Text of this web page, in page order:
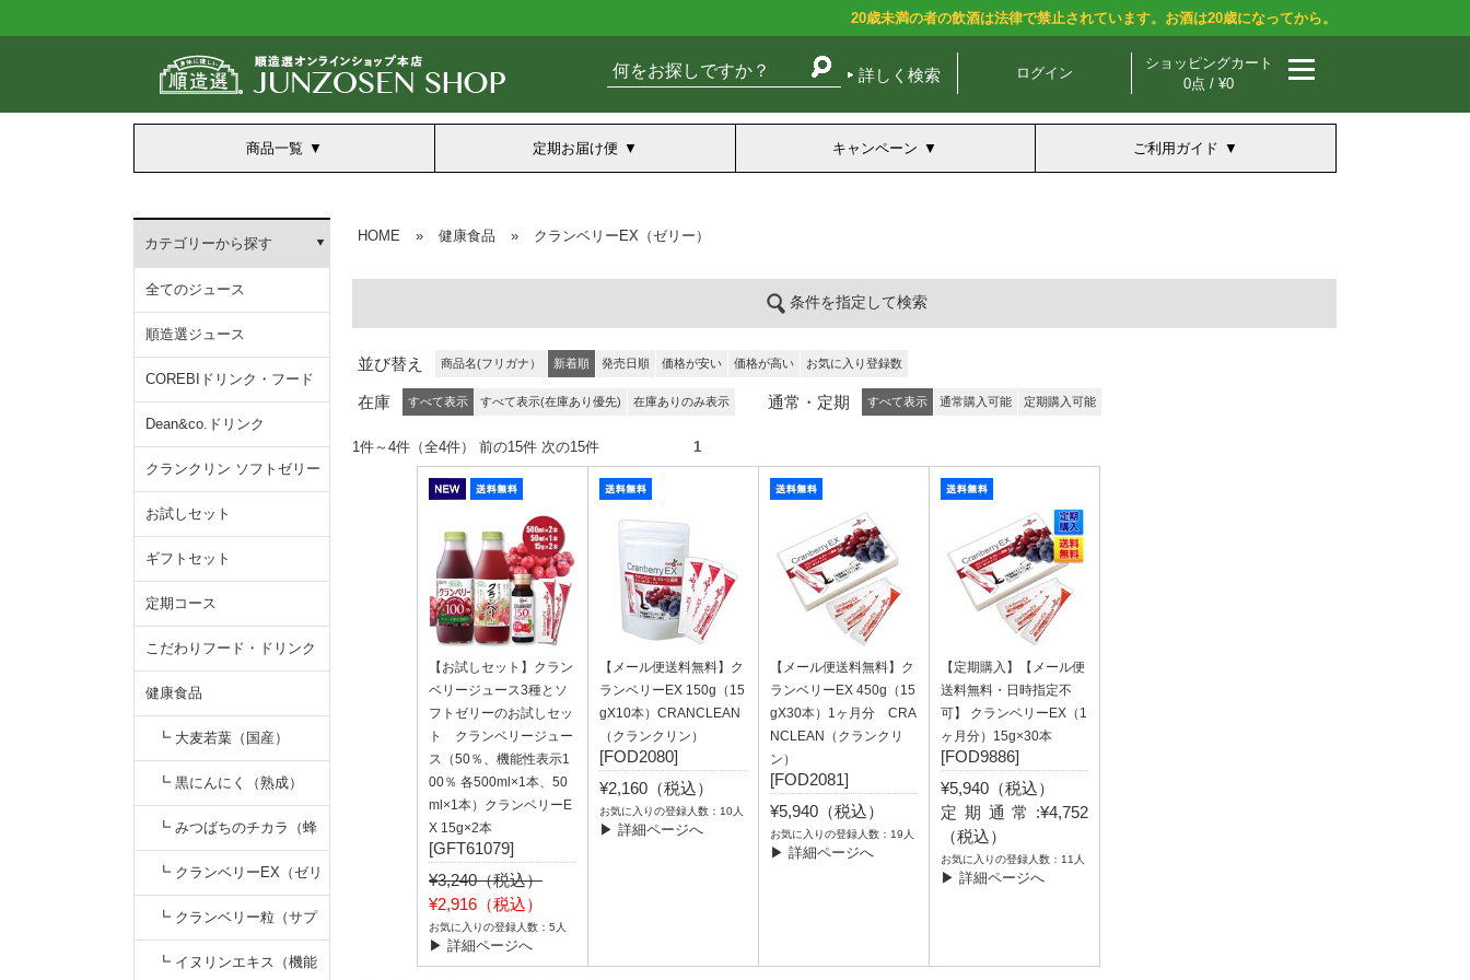
20歳未満の者の飲酒は法律で禁止されています。お酒は20歳になってから。
詳しく検索 ログイン
ショッピングカート
0点 / ¥0
商品一覧 定期お届け便 キャンペーン ご利用ガイド
カテゴリーから探す
全てのジュース
順造選ジュース
COREBIドリンク・フード
Dean&co.ドリンク
クランクリン ソフトゼリー
お試しセット
ギフトセット
定期コース
こだわりフード・ドリンク
健康食品
┗ 大麦若葉（国産）
┗ 黒にんにく（熟成）
┗ みつばちのチカラ（蜂
蜜）
┗ クランベリーEX（ゼリ
ー）
┗ クランベリー粒（サプ
リ）
┗ イヌリンエキス（機能
HOME » 健康食品 » クランベリーEX（ゼリー）
条件を指定して検索
並び替え 商品名(フリガナ） 新着順 発売日順 価格が安い 価格が高い お気に入り登録数
在庫 すべて表示 すべて表示(在庫あり優先) 在庫ありのみ表示 通常・定期 すべて表示 通常購入可能 定期購入可能
1件～4件（全4件） 前の15件 次の15件 1
【お試しセット】クラン
ベリージュース3種とソ
フトゼリーのお試しセッ
ト クランベリージュー
ス（50％、機能性表示1
00％ 各500ml×1本、50
ml×1本）クランベリーE
X 15g×2本
[GFT61079]
¥3,240（税込）
¥2,916（税込）
お気に入りの登録人数：5人
▶ 詳細ページへ
【メール便送料無料】ク
ランベリーEX 150g（15
gX10本）CRANCLEAN
（クランクリン）
[FOD2080]
¥2,160（税込）
お気に入りの登録人数：10人
▶ 詳細ページへ
【メール便送料無料】ク
ランベリーEX 450g（15
gX30本）1ヶ月分 CRA
NCLEAN（クランクリ
ン）
[FOD2081]
¥5,940（税込）
お気に入りの登録人数：19人
▶ 詳細ページへ
【定期購入】【メール便
送料無料・日時指定不
可】 クランベリーEX（1
ヶ月分）15g×30本
[FOD9886]
¥5,940（税込）
定期通常:¥4,752
（税込）
お気に入りの登録人数：11人
▶ 詳細ページへ